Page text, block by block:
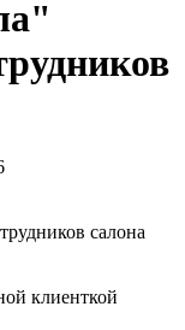
клиенткой